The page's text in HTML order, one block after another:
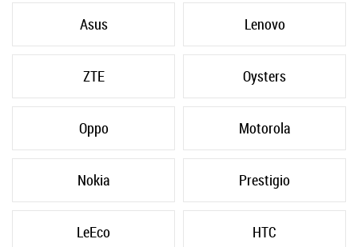
Asus Lenovo
ZTE Oysters
Oppo Motorola
Nokia Prestigio
LeEco HTC